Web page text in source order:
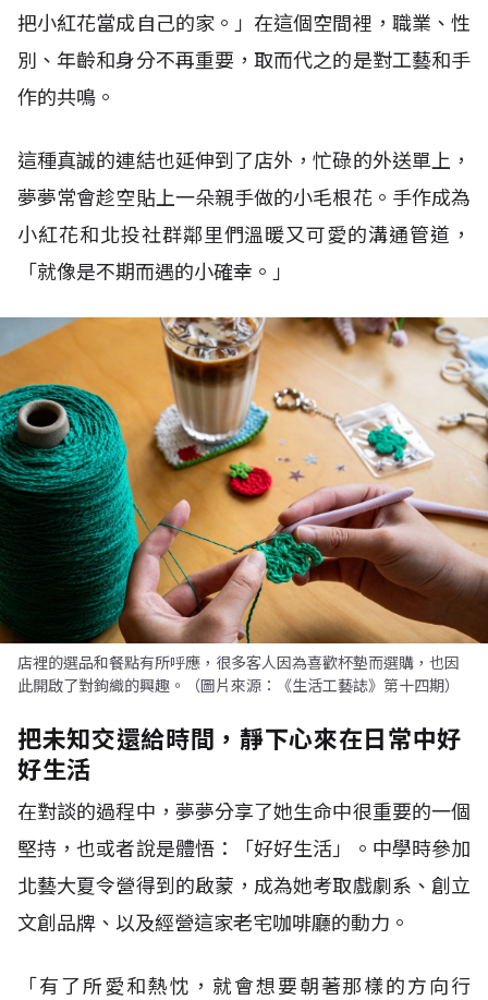
把小紅花當成自己的家。」在這個空間裡，職業、性
別、年齡和身分不再重要，取而代之的是對工藝和手
作的共鳴。
這種真誠的連結也延伸到了店外，忙碌的外送單上，
夢夢常會趁空貼上一朵親手做的小毛根花。手作成為
小紅花和北投社群鄰里們溫暖又可愛的溝通管道，
「就像是不期而遇的小確幸。」
店裡的選品和餐點有所呼應，很多客人因為喜歡杯墊而選購，也因
此開啟了對鉤織的興趣。（圖片來源：《生活工藝誌》第十四期）
把未知交還給時間，靜下心來在日常中好
好生活
在對談的過程中，夢夢分享了她生命中很重要的一個
堅持，也或者說是體悟：「好好生活」。中學時參加
北藝大夏令營得到的啟蒙，成為她考取戲劇系、創立
文創品牌、以及經營這家老宅咖啡廳的動力。
「有了所愛和熱忱，就會想要朝著那樣的方向行